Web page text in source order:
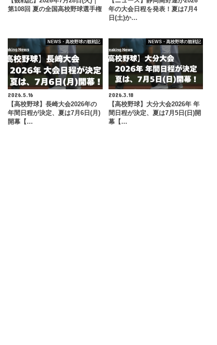
第108回 夏の全国高校野球選手権
年の大会日程を発表！夏は7月4
日(土)か…
NEWS・高校野球の観戦記
2026.5.16
【高校野球】長崎大会2026年の
年間日程が決定、夏は7月6日(月)
開幕【…
NEWS・高校野球の観戦記
2026.3.18
【高校野球】大分大会2026年 年
間日程が決定、夏は7月5日(日)開
幕【…